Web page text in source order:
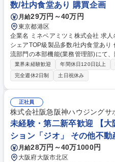
数/社内食堂あり 購買企画
月給29万円～40万円
東京都港区
企業名 ミネベアミツミ株式会社 求人名 【東京/管理事務(調達部門)】世界
シェアTOP級製品多数/社内食堂あり 仕事の内容 グループ全体の調達・物
流部門の本部機能(業務管理部)にて
各種契約管理やコンプライアンス対
基盤を支える役割を担って頂きます。 【詳細】 ■取引先情報管理、および
取引基本契約管理業務■経営統合
政・コンプライアンス対応業務
備投資対応■取引先倒産時対応■社内教育
種 【東京/管理事務(調達部門)】世界
業界未経験歓迎 年間休日120日以上
完全週休2日制
土日祝休み
正社員
株式会社阪急阪神ハウジングサ
未経験・第二新卒歓迎 【
ション「ジオ」 その他不動
月給28万円～40万1000円
大阪府大阪市北区